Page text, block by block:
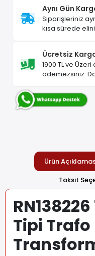
Aynı Gün
Siparişleriniz
kısa sürede
Ücretsiz
1900 TL ve
ödemezsiniz.
Ürün
Taksit
Tipi